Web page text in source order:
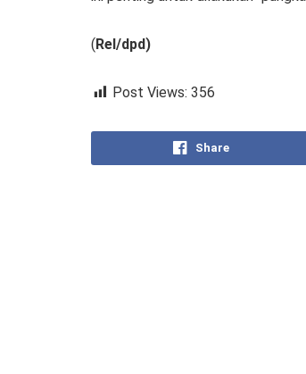
(Rel/dpd)
Post Views: 356
Share